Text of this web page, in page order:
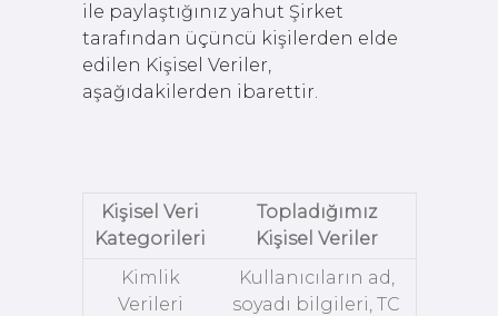
ile paylaştığınız yahut Şirket
tarafından üçüncü kişilerden elde
edilen Kişisel Veriler,
aşağıdakilerden ibarettir.
Kişisel Veri
Kategorileri
Topladığımız
Kişisel Veriler
Kimlik
Verileri
Kullanıcıların ad,
soyadı bilgileri, TC